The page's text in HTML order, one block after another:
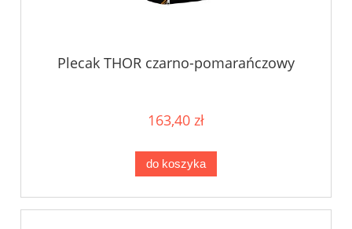
Plecak THOR czarno-pomarańczowy
163,40 zł
do koszyka